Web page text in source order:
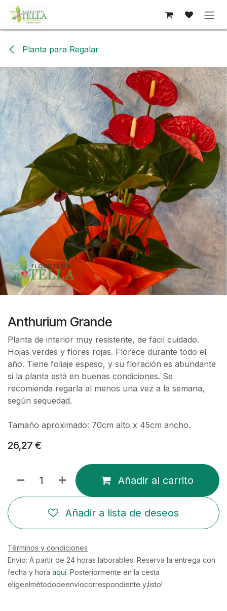
Ir al contenido
Planta para Regalar
Anthurium Grande
Planta de interior muy resistente, de fácil cuidado.
Hojas verdes y flores rojas. Florece durante todo el
año. Tiene foliaje espeso, y su floración es abundante
si la planta está en buenas condiciones. Se
recomienda regarla al menos una vez a la semana,
según sequedad.
Tamaño aproximado: 70cm alto x 45cm ancho.
26,27 €
Añadir al carrito
Añadir a lista de deseos
Términos y condiciones
Envío: A partir de 24 horas laborables. Reserva la entrega con
fecha y hora aquí. Posteriormente en la cesta
eligeelmétododeenvíocorrespondiente y¡listo!